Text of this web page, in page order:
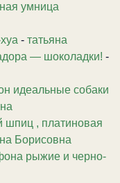
умница
- татьяна
— шоколадки! -
идеальные собаки
шпиц , платиновая
Борисовна
рыжие и черно-